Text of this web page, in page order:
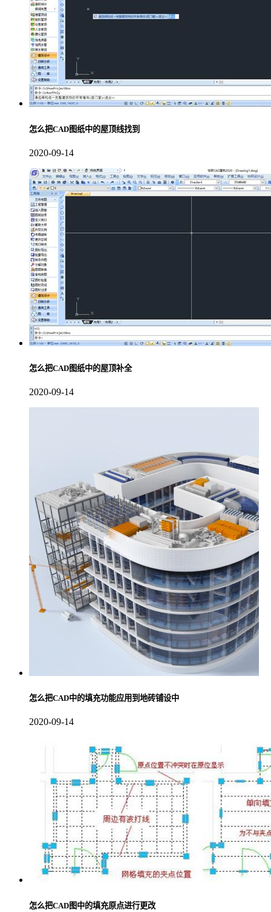
怎么把CAD图纸中的屋顶线找到
2020-09-14
怎么把CAD图纸中的屋顶补全
2020-09-14
怎么把CAD中的填充功能应用到地砖铺设中
2020-09-14
怎么把CAD图中的填充原点进行更改